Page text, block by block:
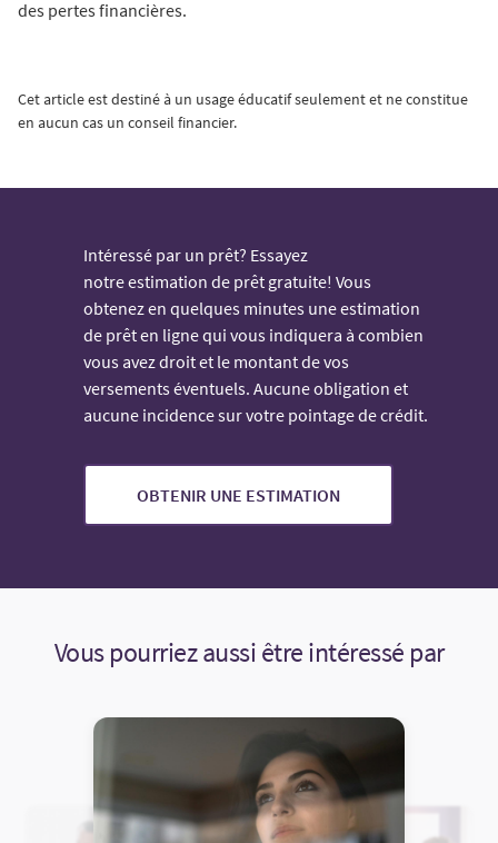
des pertes financières.
Cet article est destiné à un usage éducatif seulement et ne constitue
en aucun cas un conseil financier.
Intéressé par un prêt? Essayez
notre estimation de prêt gratuite! Vous
obtenez en quelques minutes une estimation
de prêt en ligne qui vous indiquera à combien
vous avez droit et le montant de vos
versements éventuels. Aucune obligation et
aucune incidence sur votre pointage de crédit.
OBTENIR UNE ESTIMATION
Vous pourriez aussi être intéressé par